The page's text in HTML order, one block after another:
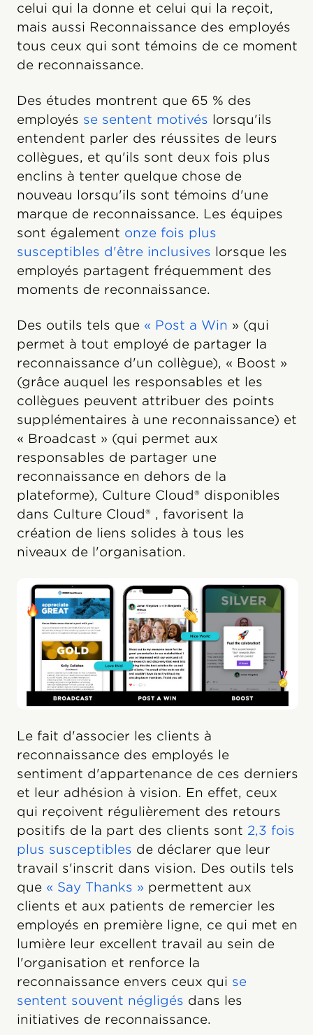
celui qui la donne et celui qui la reçoit,
mais aussi Reconnaissance des employés
tous ceux qui sont témoins de ce moment
de reconnaissance.
Des études montrent que 65 % des
employés se sentent motivés lorsqu'ils
entendent parler des réussites de leurs
collègues, et qu'ils sont deux fois plus
enclins à tenter quelque chose de
nouveau lorsqu'ils sont témoins d'une
marque de reconnaissance. Les équipes
sont également onze fois plus
susceptibles d'être inclusives lorsque les
employés partagent fréquemment des
moments de reconnaissance.
Des outils tels que « Post a Win » (qui
permet à tout employé de partager la
reconnaissance d'un collègue), « Boost »
(grâce auquel les responsables et les
collègues peuvent attribuer des points
supplémentaires à une reconnaissance) et
« Broadcast » (qui permet aux
responsables de partager une
reconnaissance en dehors de la
plateforme), Culture Cloud® disponibles
dans Culture Cloud® , favorisent la
création de liens solides à tous les
niveaux de l'organisation.
Le fait d'associer les clients à
reconnaissance des employés le
sentiment d'appartenance de ces derniers
et leur adhésion à vision. En effet, ceux
qui reçoivent régulièrement des retours
positifs de la part des clients sont 2,3 fois
plus susceptibles de déclarer que leur
travail s'inscrit dans vision. Des outils tels
que « Say Thanks » permettent aux
clients et aux patients de remercier les
employés en première ligne, ce qui met en
lumière leur excellent travail au sein de
l'organisation et renforce la
reconnaissance envers ceux qui se
sentent souvent négligés dans les
initiatives de reconnaissance.